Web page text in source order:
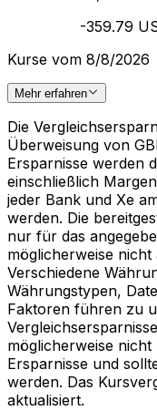
-359.79
Kurse vom 8/8/2026
Mehr erfahren
Die
Überweisung von
Ersparnisse werden
einschließlich
jeder Bank und Xe
werden. Die
nur für das
möglicherweise
Verschiedene
Währungstypen,
Faktoren führen zu
möglicherweise
Ersparnisse und
werden. Das
aktualisiert.